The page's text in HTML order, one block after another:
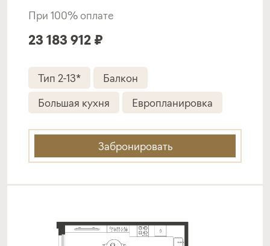
Покупка квартиры в строящемся доме
от 18,30%
от 20%
срок
платёж
При 100% оплате
23 183 912 ₽
Тип 2-13*
Балкон
Большая кухня
Европланировка
Забронировать